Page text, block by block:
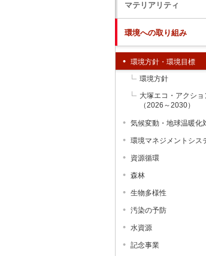
マテリアリティ
環境への取り組み
環境方針・環境目標
環境方針
大塚エコ・アクショ
（2026～2030）
気候変動・地球温暖化
環境マネジメントシス
資源循環
森林
生物多様性
汚染の予防
水資源
記念事業